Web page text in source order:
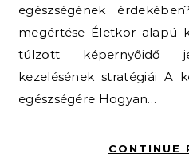
egészségének
megértése Életkor alapú
túlzott képernyőidő
kezelésének stratégiái A
egészségére Hogyan…
CONTINUE